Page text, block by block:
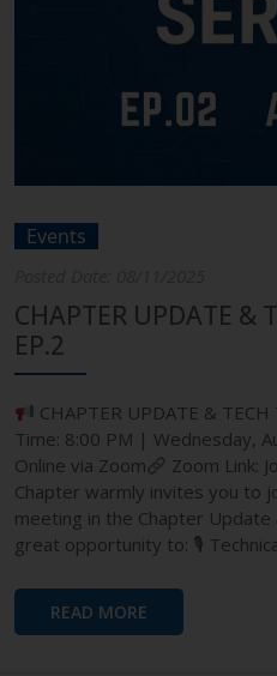
Events
CHAPTER UPDATE &
EP.2
CHAPTER UPDATE &
Time: 8:00 PM | Wednesday,
Online via Zoom
Zoom Link:
Chapter warmly invites you to
meeting in the Chapter Update
great opportunity to: 🎙
READ MORE